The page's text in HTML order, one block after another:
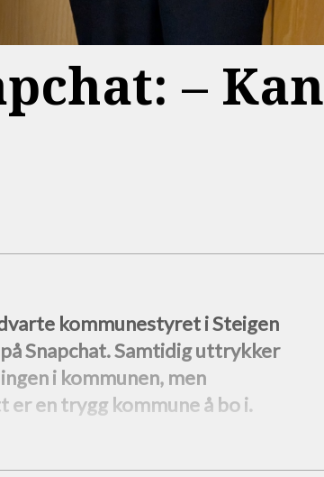
–⁠ Kan
kommunestyret i Steigen
Snapchat. Samtidig uttrykker
i kommunen, men
en trygg kommune å bo i.